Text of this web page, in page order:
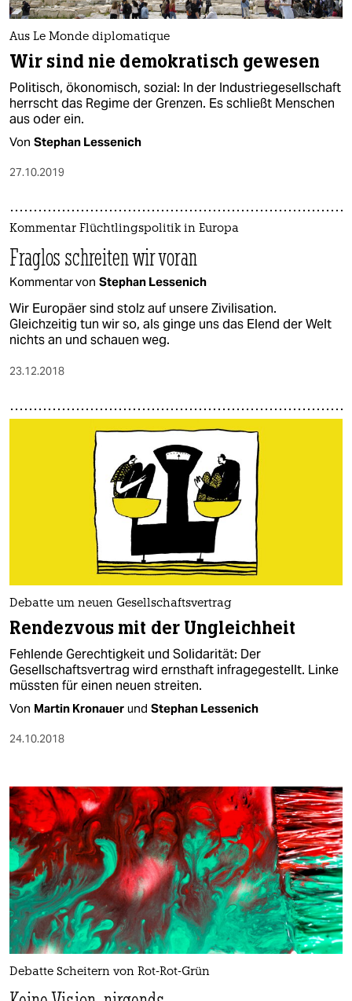
Aus Le Monde diplomatique
Wir sind nie demokratisch gewesen
Politisch, ökonomisch, sozial: In der Industriegesellschaft
herrscht das Regime der Grenzen. Es schließt Menschen
aus oder ein.
Von Stephan Lessenich
27.10.2019
Kommentar Flüchtlingspolitik in Europa
Fraglos schreiten wir voran
Kommentar von Stephan Lessenich
Wir Europäer sind stolz auf unsere Zivilisation.
Gleichzeitig tun wir so, als ginge uns das Elend der Welt
nichts an und schauen weg.
23.12.2018
Debatte um neuen Gesellschaftsvertrag
Rendezvous mit der Ungleichheit
Fehlende Gerechtigkeit und Solidarität: Der
Gesellschaftsvertrag wird ernsthaft infragegestellt. Linke
müssten für einen neuen streiten.
Von Martin Kronauer und Stephan Lessenich
24.10.2018
Debatte Scheitern von Rot-Rot-Grün